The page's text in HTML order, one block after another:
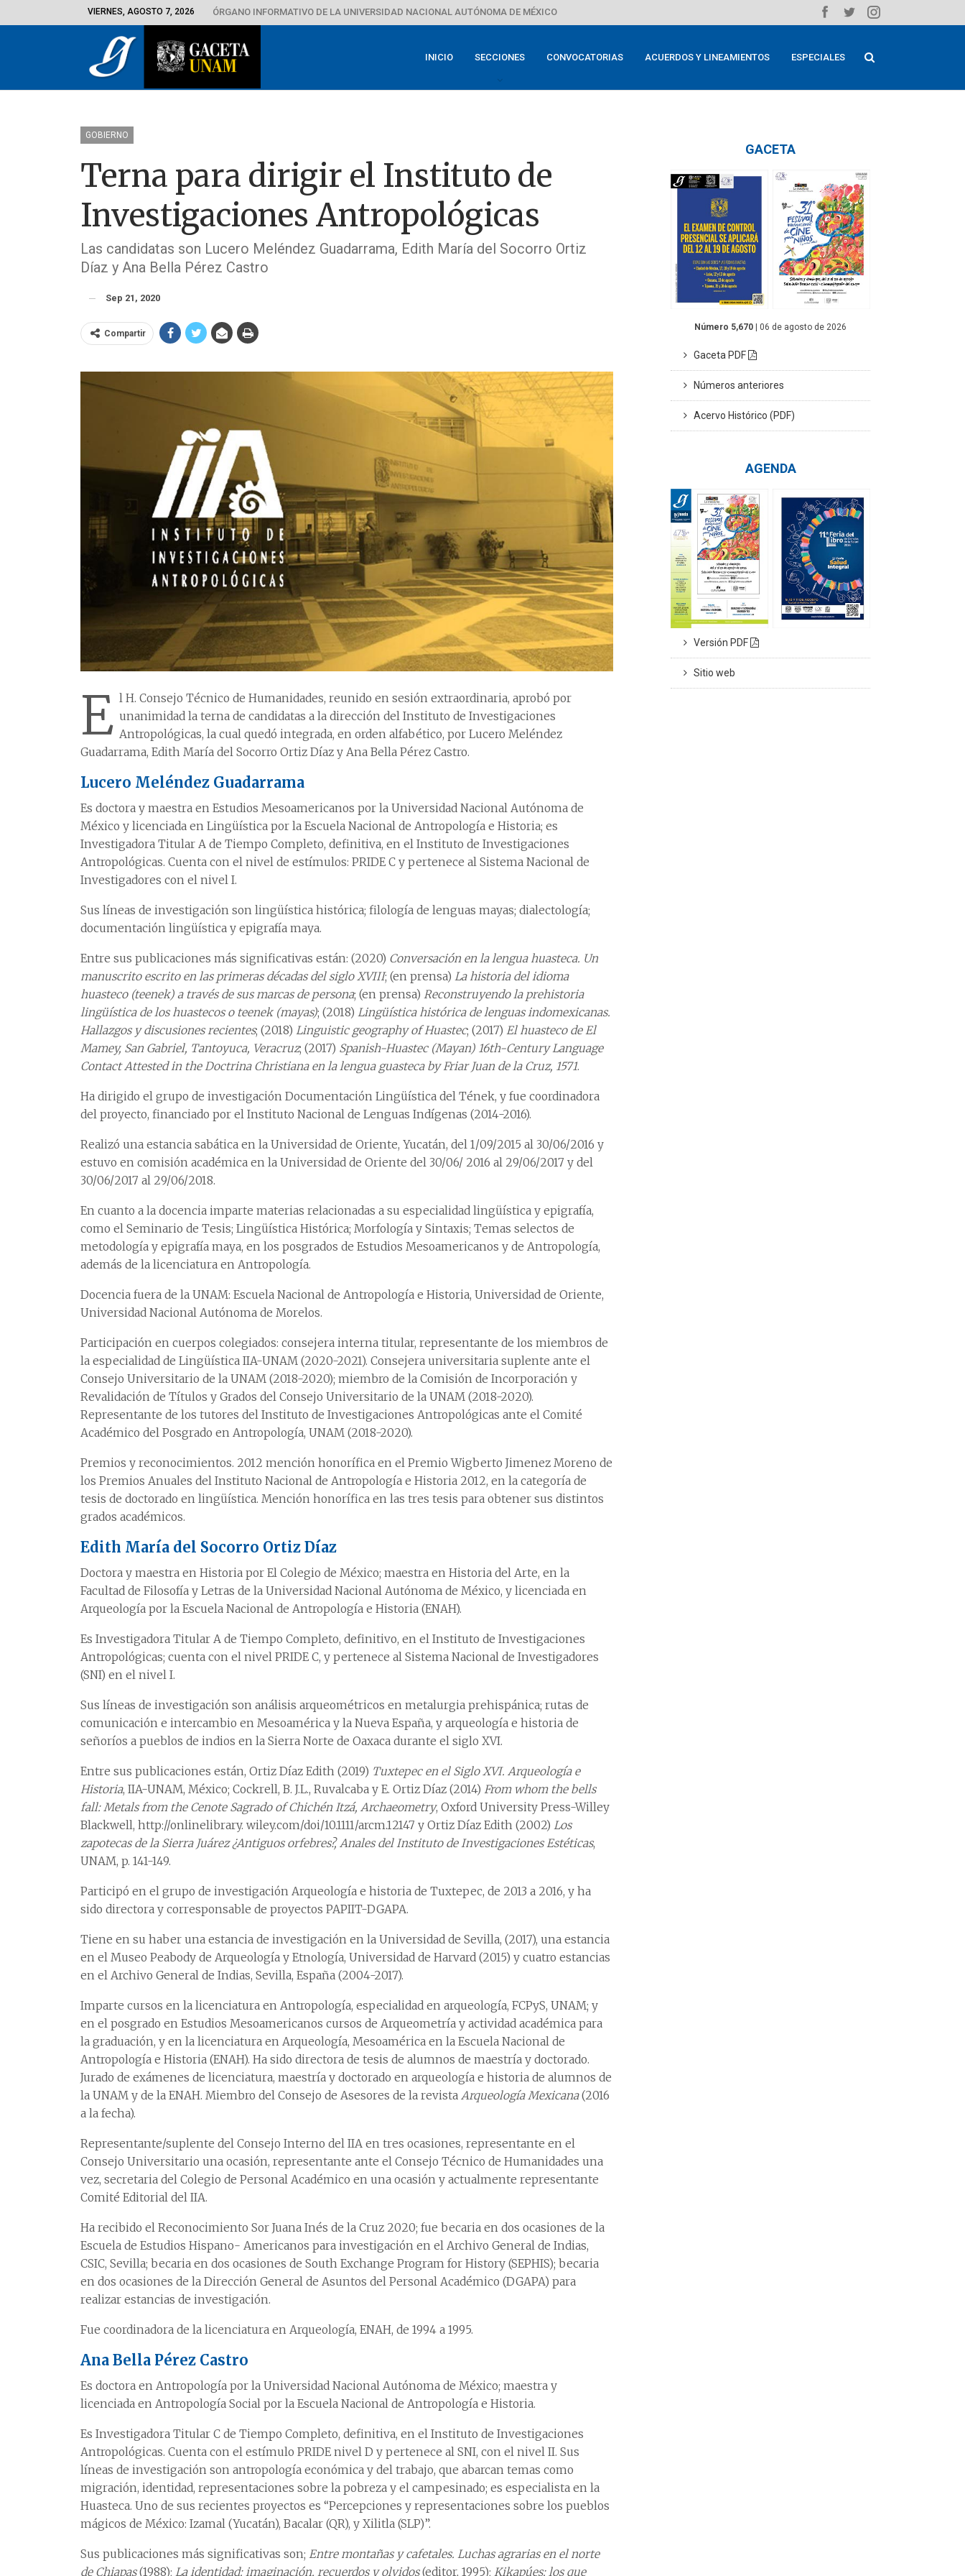
VIERNES, AGOSTO 7, 2026 ÓRGANO INFORMATIVO DE LA UNIVERSIDAD NACIONAL AUTÓNOMA DE MÉXICO
INICIO SECCIONES CONVOCATORIAS ACUERDOS Y LINEAMIENTOS ESPECIALES
GOBIERNO
Terna para dirigir el Instituto de
Investigaciones Antropológicas
Las candidatas son Lucero Meléndez Guadarrama, Edith María del Socorro Ortiz
Díaz y Ana Bella Pérez Castro
Sep 21, 2020
Compartir
E l H. Consejo Técnico de Humanidades, reunido en sesión extraordinaria, aprobó por
unanimidad la terna de candidatas a la dirección del Instituto de Investigaciones
Antropológicas, la cual quedó integrada, en orden alfabético, por Lucero Meléndez
Guadarrama, Edith María del Socorro Ortiz Díaz y Ana Bella Pérez Castro.
Lucero Meléndez Guadarrama
Es doctora y maestra en Estudios Mesoamericanos por la Universidad Nacional Autónoma de
México y licenciada en Lingüística por la Escuela Nacional de Antropología e Historia; es
Investigadora Titular A de Tiempo Completo, definitiva, en el Instituto de Investigaciones
Antropológicas. Cuenta con el nivel de estímulos: PRIDE C y pertenece al Sistema Nacional de
Investigadores con el nivel I.
Sus líneas de investigación son lingüística histórica; filología de lenguas mayas; dialectología;
documentación lingüística y epigrafía maya.
Entre sus publicaciones más significativas están: (2020) Conversación en la lengua huasteca. Un
manuscrito escrito en las primeras décadas del siglo XVIII; (en prensa) La historia del idioma
huasteco (teenek) a través de sus marcas de persona; (en prensa) Reconstruyendo la prehistoria
lingüística de los huastecos o teenek (mayas); (2018) Lingüística histórica de lenguas indomexicanas.
Hallazgos y discusiones recientes; (2018) Linguistic geography of Huastec; (2017) El huasteco de El
Mamey, San Gabriel, Tantoyuca, Veracruz; (2017) Spanish-Huastec (Mayan) 16th-Century Language
Contact Attested in the Doctrina Christiana en la lengua guasteca by Friar Juan de la Cruz, 1571.
Ha dirigido el grupo de investigación Documentación Lingüística del Tének, y fue coordinadora
del proyecto, financiado por el Instituto Nacional de Lenguas Indígenas (2014-2016).
Realizó una estancia sabática en la Universidad de Oriente, Yucatán, del 1/09/2015 al 30/06/2016 y
estuvo en comisión académica en la Universidad de Oriente del 30/06/ 2016 al 29/06/2017 y del
30/06/2017 al 29/06/2018.
En cuanto a la docencia imparte materias relacionadas a su especialidad lingüística y epigrafía,
como el Seminario de Tesis; Lingüística Histórica; Morfología y Sintaxis; Temas selectos de
metodología y epigrafía maya, en los posgrados de Estudios Mesoamericanos y de Antropología,
además de la licenciatura en Antropología.
Docencia fuera de la UNAM: Escuela Nacional de Antropología e Historia, Universidad de Oriente,
Universidad Nacional Autónoma de Morelos.
Participación en cuerpos colegiados: consejera interna titular, representante de los miembros de
la especialidad de Lingüística IIA-UNAM (2020-2021). Consejera universitaria suplente ante el
Consejo Universitario de la UNAM (2018-2020); miembro de la Comisión de Incorporación y
Revalidación de Títulos y Grados del Consejo Universitario de la UNAM (2018-2020).
Representante de los tutores del Instituto de Investigaciones Antropológicas ante el Comité
Académico del Posgrado en Antropología, UNAM (2018-2020).
Premios y reconocimientos. 2012 mención honorífica en el Premio Wigberto Jimenez Moreno de
los Premios Anuales del Instituto Nacional de Antropología e Historia 2012, en la categoría de
tesis de doctorado en lingüística. Mención honorífica en las tres tesis para obtener sus distintos
grados académicos.
Edith María del Socorro Ortiz Díaz
Doctora y maestra en Historia por El Colegio de México; maestra en Historia del Arte, en la
Facultad de Filosofía y Letras de la Universidad Nacional Autónoma de México, y licenciada en
Arqueología por la Escuela Nacional de Antropología e Historia (ENAH).
Es Investigadora Titular A de Tiempo Completo, definitivo, en el Instituto de Investigaciones
Antropológicas; cuenta con el nivel PRIDE C, y pertenece al Sistema Nacional de Investigadores
(SNI) en el nivel I.
Sus líneas de investigación son análisis arqueométricos en metalurgia prehispánica; rutas de
comunicación e intercambio en Mesoamérica y la Nueva España, y arqueología e historia de
señoríos a pueblos de indios en la Sierra Norte de Oaxaca durante el siglo XVI.
Entre sus publicaciones están, Ortiz Díaz Edith (2019) Tuxtepec en el Siglo XVI. Arqueología e
Historia, IIA-UNAM, México; Cockrell, B. J.L., Ruvalcaba y E. Ortiz Díaz (2014) From whom the bells
fall: Metals from the Cenote Sagrado of Chichén Itzá, Archaeometry, Oxford University Press-Willey
Blackwell, http://onlinelibrary. wiley.com/doi/10.1111/arcm.12147 y Ortiz Díaz Edith (2002) Los
zapotecas de la Sierra Juárez ¿Antiguos orfebres?, Anales del Instituto de Investigaciones Estéticas,
UNAM, p. 141-149.
Participó en el grupo de investigación Arqueología e historia de Tuxtepec, de 2013 a 2016, y ha
sido directora y corresponsable de proyectos PAPIIT-DGAPA.
Tiene en su haber una estancia de investigación en la Universidad de Sevilla, (2017), una estancia
en el Museo Peabody de Arqueología y Etnología, Universidad de Harvard (2015) y cuatro estancias
en el Archivo General de Indias, Sevilla, España (2004-2017).
Imparte cursos en la licenciatura en Antropología, especialidad en arqueología, FCPyS, UNAM; y
en el posgrado en Estudios Mesoamericanos cursos de Arqueometría y actividad académica para
la graduación, y en la licenciatura en Arqueología, Mesoamérica en la Escuela Nacional de
Antropología e Historia (ENAH). Ha sido directora de tesis de alumnos de maestría y doctorado.
Jurado de exámenes de licenciatura, maestría y doctorado en arqueología e historia de alumnos de
la UNAM y de la ENAH. Miembro del Consejo de Asesores de la revista Arqueología Mexicana(2016
a la fecha).
Representante/suplente del Consejo Interno del IIA en tres ocasiones, representante en el
Consejo Universitario una ocasión, representante ante el Consejo Técnico de Humanidades una
vez, secretaria del Colegio de Personal Académico en una ocasión y actualmente representante
Comité Editorial del IIA.
Ha recibido el Reconocimiento Sor Juana Inés de la Cruz 2020; fue becaria en dos ocasiones de la
Escuela de Estudios Hispano- Americanos para investigación en el Archivo General de Indias,
CSIC, Sevilla; becaria en dos ocasiones de South Exchange Program for History (SEPHIS); becaria
en dos ocasiones de la Dirección General de Asuntos del Personal Académico (DGAPA) para
realizar estancias de investigación.
Fue coordinadora de la licenciatura en Arqueología, ENAH, de 1994 a 1995.
Ana Bella Pérez Castro
Es doctora en Antropología por la Universidad Nacional Autónoma de México; maestra y
licenciada en Antropología Social por la Escuela Nacional de Antropología e Historia.
Es Investigadora Titular C de Tiempo Completo, definitiva, en el Instituto de Investigaciones
Antropológicas. Cuenta con el estímulo PRIDE nivel D y pertenece al SNI, con el nivel II. Sus
líneas de investigación son antropología económica y del trabajo, que abarcan temas como
migración, identidad, representaciones sobre la pobreza y el campesinado; es especialista en la
Huasteca. Uno de sus recientes proyectos es “Percepciones y representaciones sobre los pueblos
mágicos de México: Izamal (Yucatán), Bacalar (QR), y Xilitla (SLP)”.
Sus publicaciones más significativas son; Entre montañas y cafetales. Luchas agrarias en el norte
de Chiapas(1988); La identidad: imaginación, recuerdos y olvidos(editor, 1995); Kikapúes: los que
GACETA
Número 5,670 | 06 de agosto de 2026
Gaceta PDF
Números anteriores
Acervo Histórico (PDF)
AGENDA
Versión PDF
Sitio web